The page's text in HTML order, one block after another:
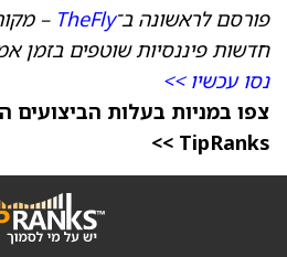
פורסם לראשונה ב־TheFly
–
חדשות פיננסיות שוטפים בזמן
נסו עכשיו >>
צפו במניות בעלות הביצועים
TipRanks >>